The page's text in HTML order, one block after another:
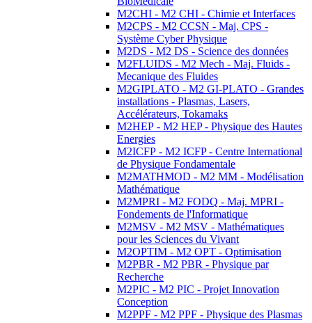
M2CHI - M2 CHI - Chimie et Interfaces
M2CPS - M2 CCSN - Maj. CPS -
Système Cyber Physique
M2DS - M2 DS - Science des données
M2FLUIDS - M2 Mech - Maj. Fluids -
Mecanique des Fluides
M2GIPLATO - M2 GI-PLATO - Grandes
installations - Plasmas, Lasers,
Accélérateurs, Tokamaks
M2HEP - M2 HEP - Physique des Hautes
Energies
M2ICFP - M2 ICFP - Centre International
de Physique Fondamentale
M2MATHMOD - M2 MM - Modélisation
Mathématique
M2MPRI - M2 FODQ - Maj. MPRI -
Fondements de l'Informatique
M2MSV - M2 MSV - Mathématiques
pour les Sciences du Vivant
M2OPTIM - M2 OPT - Optimisation
M2PBR - M2 PBR - Physique par
Recherche
M2PIC - M2 PIC - Projet Innovation
Conception
M2PPF - M2 PPF - Physique des Plasmas